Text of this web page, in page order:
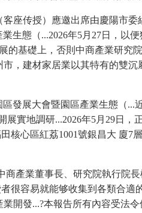
传授）應邀出席由慶陽市委
生態（...2026年5月27日，以
的基礎上，否則中商產業研究
，建材家居業以其特有的雙
展大會暨園區產業生態（...
實地調研...2026年5月29日
心區紅荔1001號銀昌大 廈7
產業董事長、研究院執行院
很容易就能够收集到各類合
開發...?本報告所有內容受法